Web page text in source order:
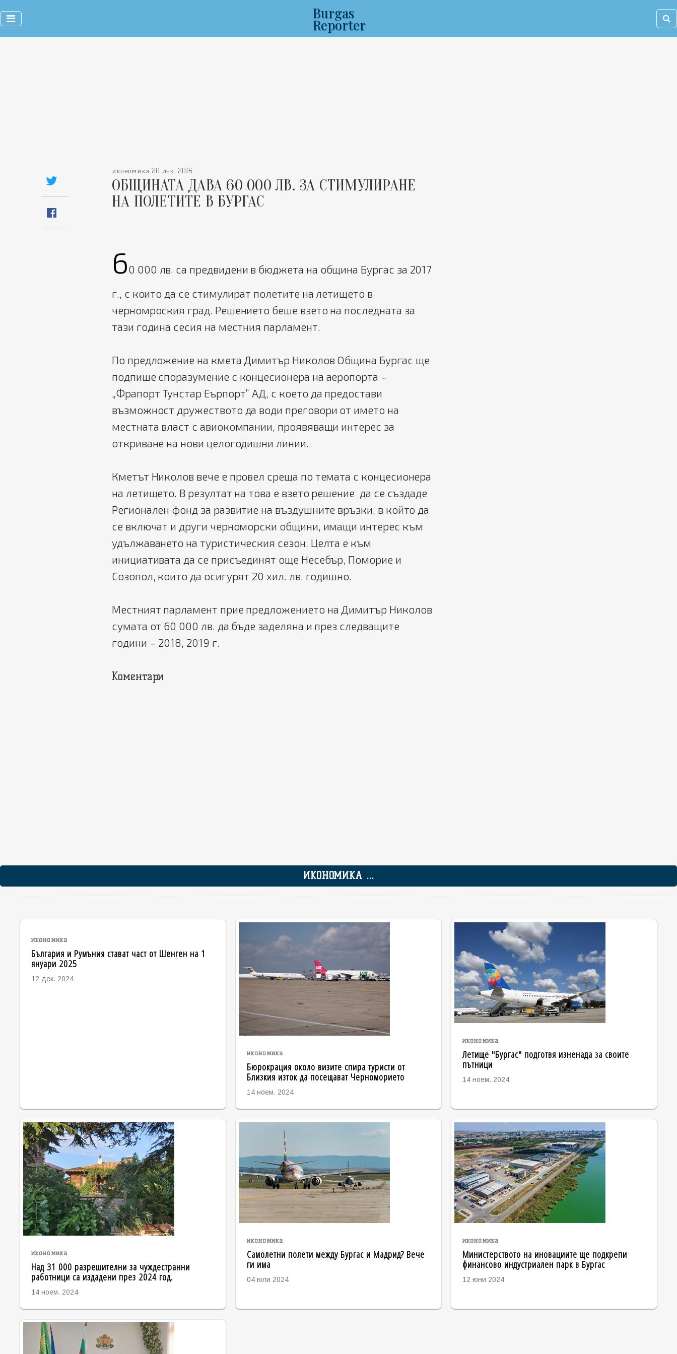
Burgas
Reporter
икономика 20 дек. 2016
ОБЩИНАТА ДАВА 60 000 ЛВ. ЗА СТИМУЛИРАНЕ
НА ПОЛЕТИТЕ В БУРГАС
60 000 лв. са предвидени в бюджета на община Бургас за 2017
г., с които да се стимулират полетите на летището в
черномроския град. Решението беше взето на последната за
тази година сесия на местния парламент.
По предложение на кмета Димитър Николов Община Бургас ще
подпише споразумение с концесионера на аеропорта –
„Фрапорт Тунстар Еърпорт” АД, с което да предостави
възможност дружеството да води преговори от името на
местната власт с авиокомпании, проявяващи интерес за
откриване на нови целогодишни линии.
Кметът Николов вече е провел среща по темата с концесионера
на летището. В резултат на това е взето решение да се създаде
Регионален фонд за развитие на въздушните връзки, в който да
се включат и други черноморски общини, имащи интерес към
удължаването на туристическия сезон. Целта е към
инициативата да се присъединят още Несебър, Поморие и
Созопол, които да осигурят 20 хил. лв. годишно.
Местният парламент прие предложението на Димитър Николов
сумата от 60 000 лв. да бъде заделяна и през следващите
години – 2018, 2019 г.
Коментари
ИКОНОМИКА ...
икономика
България и Румъния стават част от Шенген на 1
януари 2025
12 дек. 2024
икономика
Бюрокрация около визите спира туристи от
Близкия изток да посещават Черноморието
14 ноем. 2024
икономика
Летище "Бургас" подготвя изненада за своите
пътници
14 ноем. 2024
икономика
Над 31 000 разрешителни за чуждестранни
работници са издадени през 2024 год.
14 ноем. 2024
икономика
Самолетни полети между Бургас и Мадрид? Вече
ги има
04 юли 2024
икономика
Министерството на иновациите ще подкрепи
финансово индустриален парк в Бургас
12 юни 2024